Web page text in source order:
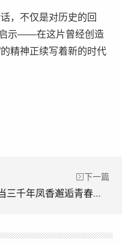
，不仅是对历史的回
示——在这片曾经创造
的精神正续写着新的时代
下一篇
当三千年凤香邂逅青春海岸 2025 西凤酒海岸音乐派对书写品牌年轻化新章